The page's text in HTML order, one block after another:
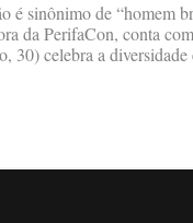
é sinônimo de “homem
da PerifaCon, conta
30) celebra a